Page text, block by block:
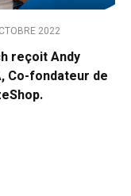
2022
reçoit Andy
Co-fondateur de